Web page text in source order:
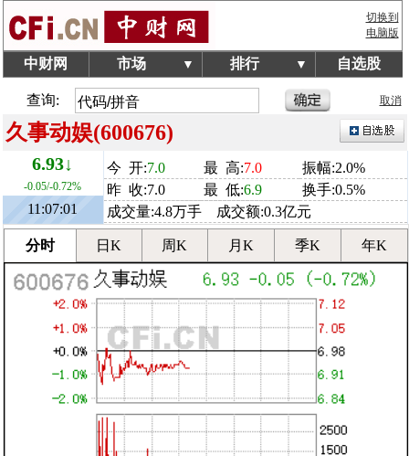
切换到
电脑版
中财网 市场 ▼ 排行 ▼ 自选股
查询: 取消
久事动娱(600676)
6.93↓
-0.05/-0.72%
11:07:01
今 开:7.0 最 高:7.0
振幅:2.0%
昨 收:7.0
最 低:6.9
换手:0.5%
成交量:4.8万手 成交额:0.3亿元
分时 日K 周K 月K 季K 年K